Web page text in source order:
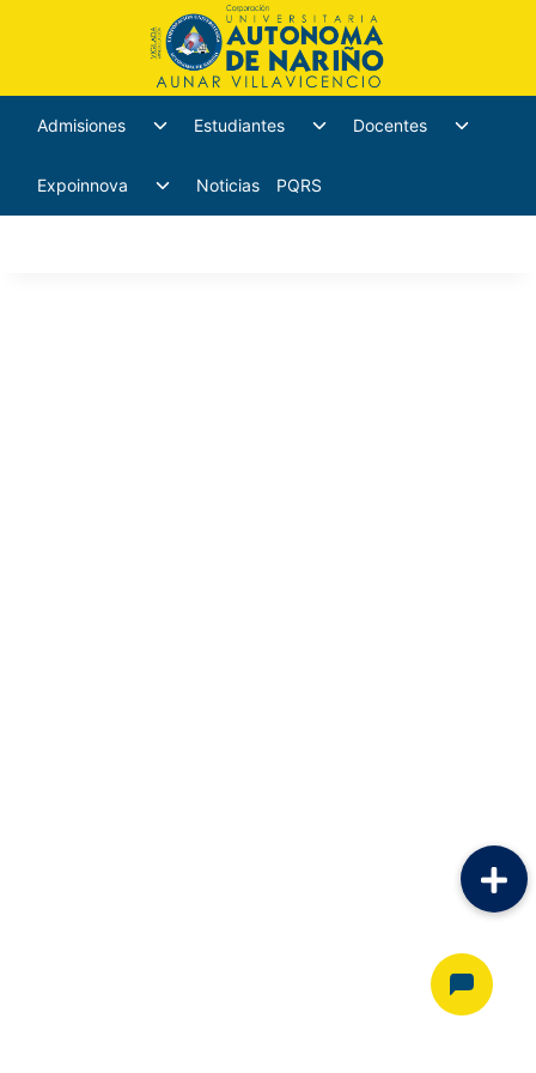
Admisiones Estudiantes Docentes
Expoinnova Noticias PQRS